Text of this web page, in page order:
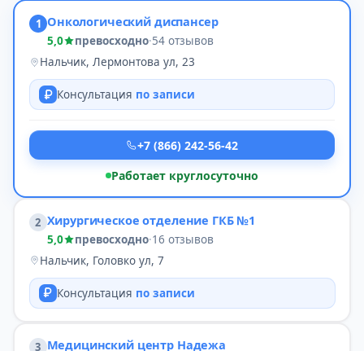
1 Онкологический диспансер
5,0 превосходно·54 отзывов
Нальчик, Лермонтова ул, 23
Консультация по записи
+7 (866) 242-56-42
Работает круглосуточно
2 Хирургическое отделение ГКБ №1
5,0 превосходно·16 отзывов
Нальчик, Головко ул, 7
Консультация по записи
3 Медицинский центр Надежа